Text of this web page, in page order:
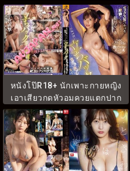
945
หนังโป๊R18+ นักเพาะกายหญิง
เอาเสียวกดหัวอมควยแตกปาก
WAAA-376